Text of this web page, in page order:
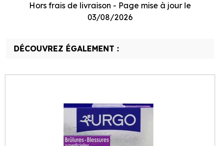
Hors frais de livraison - Page mise à jour le
03/08/2026
DÉCOUVREZ ÉGALEMENT :